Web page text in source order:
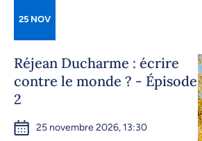
25 NOV
Réjean Ducharme : écrire
contre le monde ? - Épisode
2
25 novembre 2026, 13:30